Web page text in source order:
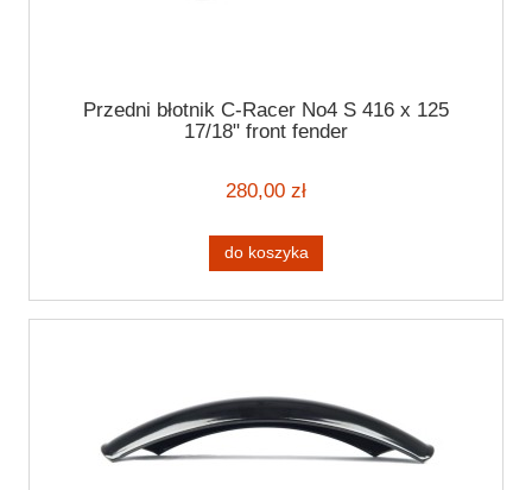
Przedni błotnik C-Racer No4 S 416 x 125
17/18" front fender
280,00 zł
do koszyka